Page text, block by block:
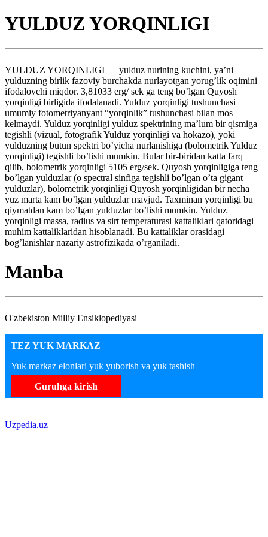
YULDUZ YORQINLIGI
YULDUZ YORQINLIGI — yulduz nurining kuchini, ya’ni
yulduzning birlik fazoviy burchakda nurlayotgan yorug’lik oqimini
ifodalovchi miqdor. 3,81033 erg/ sek ga teng bo’lgan Quyosh
yorqinligi birligida ifodalanadi. Yulduz yorqinligi tushunchasi
umumiy fotometriyanyant “yorqinlik” tushunchasi bilan mos
kelmaydi. Yulduz yorqinligi yulduz spektrining ma’lum bir qismiga
tegishli (vizual, fotografik Yulduz yorqinligi va hokazo), yoki
yulduzning butun spektri bo’yicha nurlanishiga (bolometrik Yulduz
yorqinligi) tegishli bo’lishi mumkin. Bular bir-biridan katta farq
qilib, bolometrik yorqinligi 5105 erg/sek. Quyosh yorqinligiga teng
bo’lgan yulduzlar (o spectral sinfiga tegishli bo’lgan o’ta gigant
yulduzlar), bolometrik yorqinligi Quyosh yorqinligidan bir necha
yuz marta kam bo’lgan yulduzlar mavjud. Taxminan yorqinligi bu
qiymatdan kam bo’lgan yulduzlar bo’lishi mumkin. Yulduz
yorqinligi massa, radius va sirt temperaturasi kattaliklari qatoridagi
muhim kattaliklaridan hisoblanadi. Bu kattaliklar orasidagi
bog’lanishlar nazariy astrofizikada o’rganiladi.
Manba
O'zbekiston Milliy Ensiklopediyasi
TEZ YUK MARKAZ
Yuk markaz elonlari yuk yuborish va yuk tashish
Guruhga kirish
Uzpedia.uz